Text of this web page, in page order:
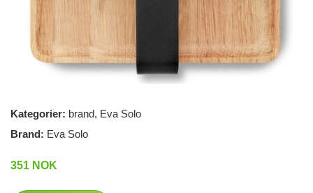
Kategorier: brand, Eva Solo
Brand: Eva Solo
351 NOK